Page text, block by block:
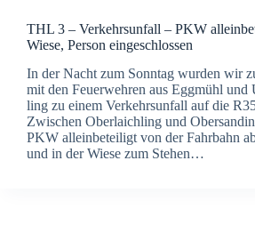
THL 3 – Ver­kehrs­un­fall – PKW
Wie­se, Per­son ein­ge­schlos­sen
In der Nacht zum Sonn­tag wur­den wir
mit den Feu­er­weh­ren aus Egg­mühl
ling zu einem Ver­kehrs­un­fall auf die
Zwi­schen Ober­laich­ling und
PKW allein­be­tei­ligt von der Fahr­bahn
und in der Wie­se zum Ste­hen…